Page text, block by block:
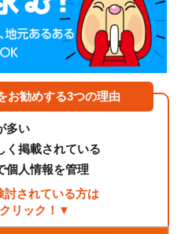
お勧めする3つの理由
多い
く掲載されている
個人情報を管理
討されている方は
リック！▼